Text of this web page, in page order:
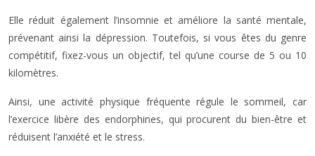
Elle réduit également l’insomnie et améliore la santé mentale,
prévenant ainsi la dépression. Toutefois, si vous êtes du genre
compétitif, fixez-vous un objectif, tel qu’une course de 5 ou 10
kilomètres.
Ainsi, une activité physique fréquente régule le sommeil, car
l’exercice libère des endorphines, qui procurent du bien-être et
réduisent l’anxiété et le stress.